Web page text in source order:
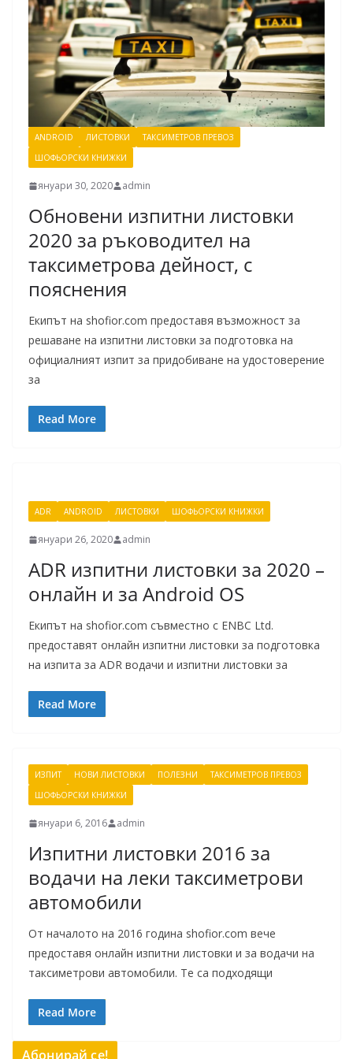
ANDROID ЛИСТОВКИ
ТАКСИМЕТРОВ ПРЕВОЗ
ШОФЬОРСКИ КНИЖКИ
януари 30, 2020 admin
Обновени изпитни листовки
2020 за ръководител на
таксиметрова дейност, с
пояснения
Екипът на shofior.com предоставя възможност за
решаване на изпитни листовки за подготовка на
официалният изпит за придобиване на удостоверение
за
Read More
ADR ANDROID ЛИСТОВКИ ШОФЬОРСКИ КНИЖКИ
януари 26, 2020 admin
ADR изпитни листовки за 2020 –
онлайн и за Android OS
Екипът на shofior.com съвместно с ENBC Ltd.
предоставят онлайн изпитни листовки за подготовка
на изпита за ADR водачи и изпитни листовки за
Read More
ИЗПИТ НОВИ ЛИСТОВКИ ПОЛЕЗНИ
ТАКСИМЕТРОВ ПРЕВОЗ
ШОФЬОРСКИ КНИЖКИ
януари 6, 2016 admin
Изпитни листовки 2016 за
водачи на леки таксиметрови
автомобили
От началото на 2016 година shofior.com вече
предоставя онлайн изпитни листовки и за водачи на
таксиметрови автомобили. Те са подходящи
Read More
Абонирай се!